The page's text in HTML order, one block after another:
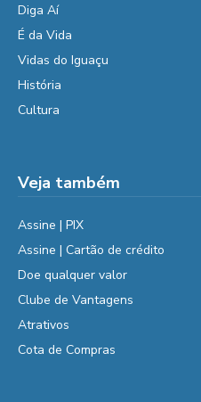
Diga Aí
É da Vida
Vidas do Iguaçu
História
Cultura
Veja também
Assine | PIX
Assine | Cartão de crédito
Doe qualquer valor
Clube de Vantagens
Atrativos
Cota de Compras